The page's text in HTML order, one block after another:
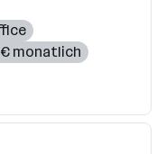
€ monatlich